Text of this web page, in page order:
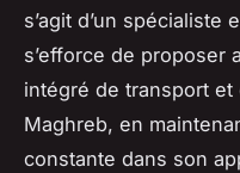
s’agit d’un
s’efforce de proposer
intégré de transport
Maghreb, en
constante dans son